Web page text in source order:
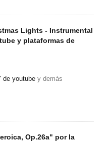
Lights - Instrumental
y plataformas de
de youtube y demás
Op.26a" por la